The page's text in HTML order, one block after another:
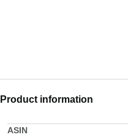
Product information
ASIN